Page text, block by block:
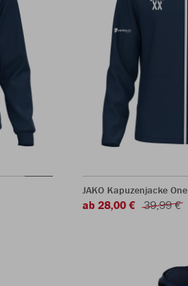
JAKO Kapuzenjacke One
ab 28,00 € 39,99 €